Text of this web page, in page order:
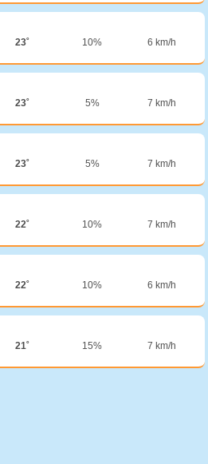
23˚ 10% 6 km/h
23˚ 5% 7 km/h
23˚ 5% 7 km/h
22˚ 10% 7 km/h
22˚ 10% 6 km/h
21˚ 15% 7 km/h